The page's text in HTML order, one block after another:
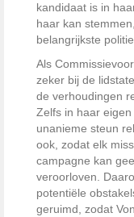
kandidaat is in
haar kan
belangrijkste
Als
zeker bij de
de verhoudingen
Zelfs in haar
unanieme steun
ook, zodat elk
campagne kan
veroorloven.
potentiële
geruimd, zodat